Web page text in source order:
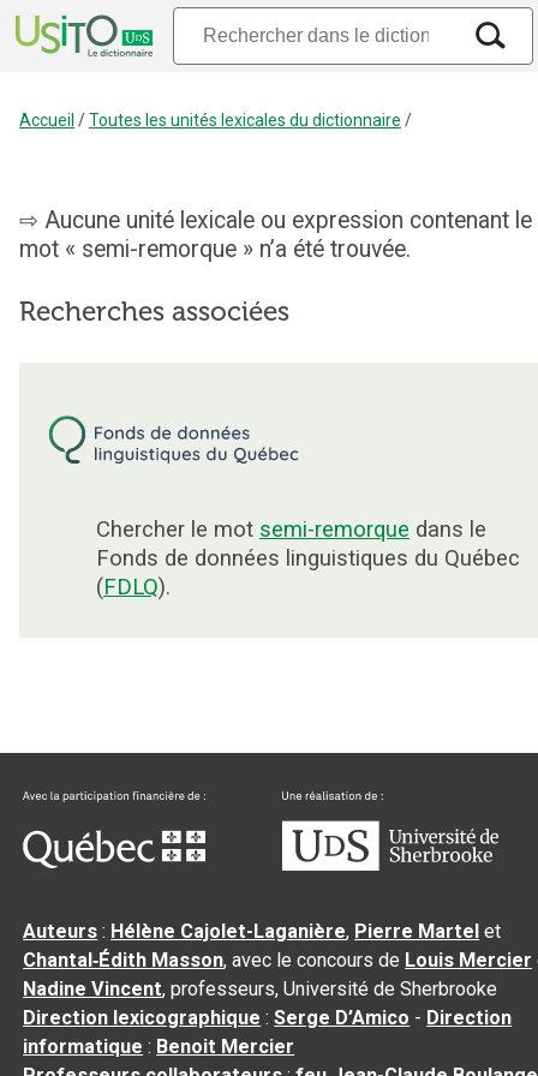
Accueil /Toutes les unités lexicales du dictionnaire /
Aucune unité lexicale ou expression contenant le
mot « semi-remorque » n’a été trouvée.
Recherches associées
Chercher le mot semi-remorque dans le
Fonds de données linguistiques du Québec
(FDLQ).
Auteurs : Hélène Cajolet-Laganière, Pierre Martel et
Chantal‑Édith Masson, avec le concours de Louis Mercier
Nadine Vincent, professeurs, Université de Sherbrooke
Direction lexicographique :Serge D’Amico - Direction
informatique : Benoit Mercier